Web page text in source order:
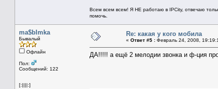
Всем всем всем! Я НЕ работаю в IPCity, отвечаю
помочь.
ma$bImka
Бывалый
Офлайн
Пол:
Сообщений: 122
[:||||:]
Re: какая у кого мобила
« Ответ #5 : Февраль 24, 2008,
ДА!!!!! а ещё 2 мелодии звонка и ф-ция